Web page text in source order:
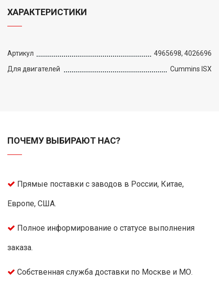
ХАРАКТЕРИСТИКИ
Артикул
4965698, 4026696
Для двигателей
Cummins ISX
ПОЧЕМУ ВЫБИРАЮТ НАС?
Прямые поставки с заводов в России, Китае,
Европе, США.
Полное информирование о статусе выполнения
заказа.
Собственная служба доставки по Москве и МО.